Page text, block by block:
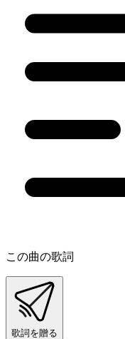
この曲の歌詞
歌詞を贈る